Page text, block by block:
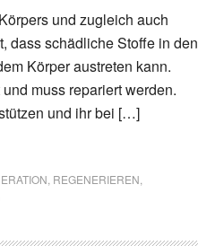
und zugleich auch
dass schädliche Stoffe in den
Körper austreten kann.
muss repariert werden.
und ihr bei […]
REGENERIEREN